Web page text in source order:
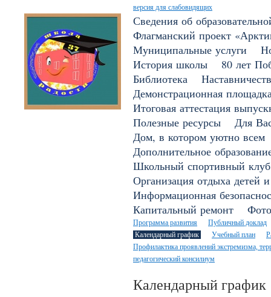
версия для слабовидящих
Сведения об
Флагманский проект
Муниципальные услуги
История школы
80 лет
Библиотека
Демонстрационная
Итоговая аттестация
Полезные ресурсы
Для
Дом, в котором уютно всем
Дополнительное
Школьный спортивный клуб
Организация отдыха детей
Информационная
Капитальный ремонт
Программа развития
Публичный доклад
Календарный график
Учебный план
Профилактика проявлений экстремизма,
педагогический консилиум
Календарный график